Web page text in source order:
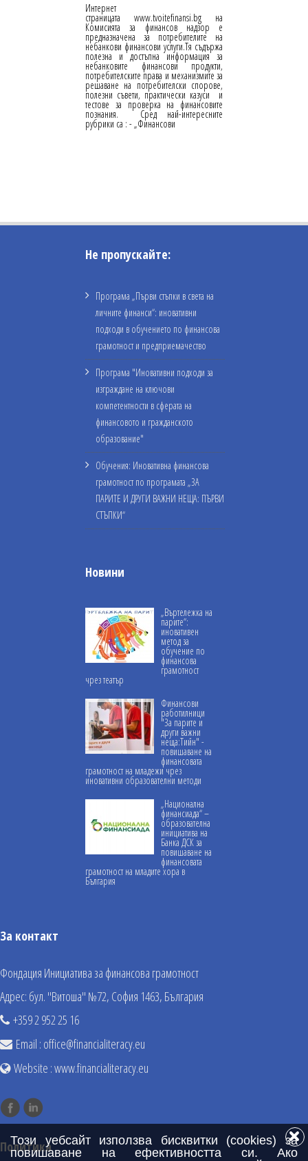
Интернет
страницата www.tvoitefinansi.bg на
Комисията за финансов надзор е
предназначена за потребителите на
небанкови финансови услуги.Тя съдържа
полезна и достъпна информация за
небанковите финансови продукти,
потребителските права и механизмите за
решаване на потребителски спорове,
полезни съвети, практически казуси и
тестове за проверка на финансовите
познания. Сред най-интересните
рубрики са : - „Финансови
Не пропускайте:
Програма „Първи стъпки в света на
личните финанси“: иновативни
подходи в обучението по финансова
грамотност и предприемачество
Програма "Иновативни подходи за
изграждане на ключови
компетентности в сферата на
финансовото и гражданското
образование"
Обучения: Иновативна финансова
грамотност по програмата „ЗА
ПАРИТЕ И ДРУГИ ВАЖНИ НЕЩА: ПЪРВИ
СТЪПКИ“
Новини
„Въртележка на
парите“:
иновативен
метод за
обучение по
финансова
грамотност
чрез театър
Финансови
работилници
"За парите и
други важни
неща:Тийн" -
повишаване на
финансовата
грамотност на младежи чрез
иновативни образователни методи
„Национална
финансиада“ –
образователна
инициатива на
Банка ДСК за
повишаване на
финансовата
грамотност на младите хора в
България
За контакт
Фондация Инициатива за финансова грамотност
Адрес: бул. "Витоша" №72, София 1463, България
+359 2 952 25 16
Email : office@financialiteracy.eu
Website :www.financialiteracy.eu
Политика
Този уебсайт използва бисквитки (cookies) за
повишаване на ефективността си. Ако